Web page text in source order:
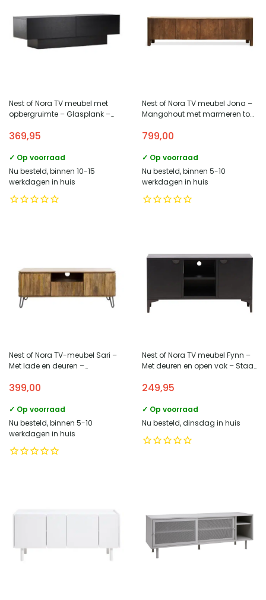
Nest of Nora TV meubel met
opbergruimte – Glasplank –
369,95
✓ Op voorraad
Nu besteld, binnen 10-15
werkdagen in huis
Nest of Nora TV meubel Jona –
Mangohout met marmeren top
799,00
✓ Op voorraad
Nu besteld, binnen 5-10
werkdagen in huis
Nest of Nora TV-meubel Sari –
Met lade en deuren –
399,00
✓ Op voorraad
Nu besteld, binnen 5-10
werkdagen in huis
Nest of Nora TV meubel Fynn –
Met deuren en open vak – Staal
249,95
✓ Op voorraad
Nu besteld, dinsdag in huis